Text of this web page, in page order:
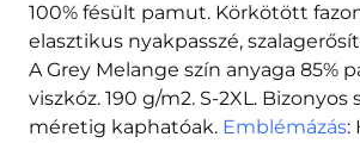
100% fésült pamut. Körkötött
elasztikus nyakpasszé,
A Grey Melange szín anyaga 85%
viszkóz. 190 g/m2. S-2XL. Bizonyos
méretig kaphatóak. Emblémázás: